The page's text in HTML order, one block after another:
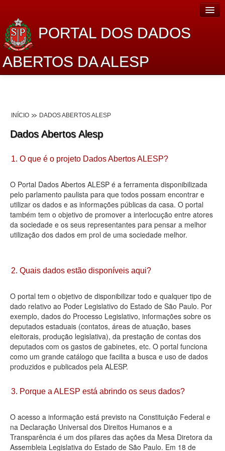
PORTAL DOS DADOS
ABERTOS DA ALESP
Lei de Acesso à Informação
Dados Governamentais Abertos
Planejamento
Catálogo de dados
Processo Legislativo
Deputados Estaduais
Agenda
Perguntas frequentes
Contato
INÍCIO DADOS ABERTOS ALESP
Dados Abertos Alesp
1. O que é o projeto Dados Abertos ALESP?
O Portal Dados Abertos ALESP é a ferramenta disponibilizada
pelo parlamento paulista para que todos possam encontrar e
utilizar os dados e as informações públicas da casa. O portal
também tem o objetivo de promover a interlocução entre atores
da sociedade e os seus representantes para pensar a melhor
utilização dos dados em prol de uma sociedade melhor.
2. Quais dados estão disponíveis aqui?
O portal tem o objetivo de disponibilizar todo e qualquer tipo de
dado relativo ao Poder Legislativo do Estado de São Paulo. Por
exemplo, dados do Processo Legislativo, informações sobre os
deputados estaduais (contatos, áreas de atuação, bases
eleitorais, produção legislativa), da prestação de contas dos
deputados com os gastos de gabinetes, etc. O portal funciona
como um grande catálogo que facilita a busca e uso de dados
produzidos e publicados pela ALESP.
3. Porque a ALESP está abrindo os seus dados?
O acesso a informação está previsto na Constituição Federal e
na Declaração Universal dos Direitos Humanos e a
Transparência é um dos pilares das ações da Mesa Diretora da
Assembleia Legislativa do Estado de São Paulo. Em 18 de